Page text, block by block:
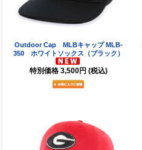
Outdoor Cap MLBキャップ MLB-
350 ホワイトソックス（ブラック）
特別価格 3,500円 (税込)